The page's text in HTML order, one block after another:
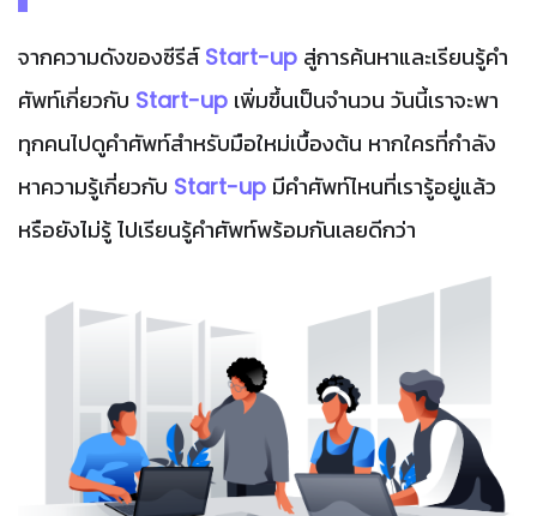
จากความดังของซีรีส์ Start-up สู่การค้นหาและเรียนรู้คำ
ศัพท์เกี่ยวกับ Start-up เพิ่มขึ้นเป็นจำนวน วันนี้เราจะพา
ทุกคนไปดูคำศัพท์สำหรับมือใหม่เบื้องต้น หากใครที่กำลัง
หาความรู้เกี่ยวกับ Start-up มีคำศัพท์ไหนที่เรารู้อยู่แล้ว
หรือยังไม่รู้ ไปเรียนรู้คำศัพท์พร้อมกันเลยดีกว่า